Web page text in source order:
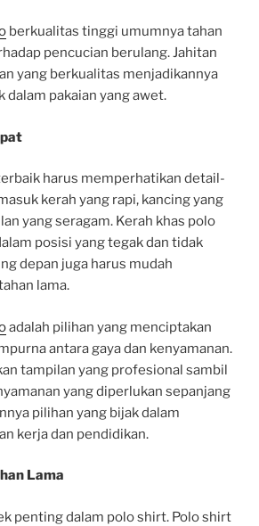
berkualitas tinggi umumnya tahan
pencucian berulang. Jahitan
yang berkualitas menjadikannya
dalam pakaian yang awet.
harus memperhatikan detail-
kerah yang rapi, kancing yang
yang seragam. Kerah khas polo
posisi yang tegak dan tidak
depan juga harus mudah
lama.
adalah pilihan yang menciptakan
antara gaya dan kenyamanan.
tampilan yang profesional sambil
yang diperlukan sepanjang
pilihan yang bijak dalam
kerja dan pendidikan.
Lama
penting dalam polo shirt. Polo shirt